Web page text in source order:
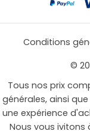
Conditions
©
Tous nos prix
générales, ainsi
une expérience
Nous vous